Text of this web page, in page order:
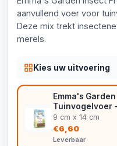
aanvullend voer voor
Deze mix trekt
merels.
Kies uw uitvoering
Emma's
Tuinvogelvoer -
9 cm x 14 cm
€6,60
Leverbaar